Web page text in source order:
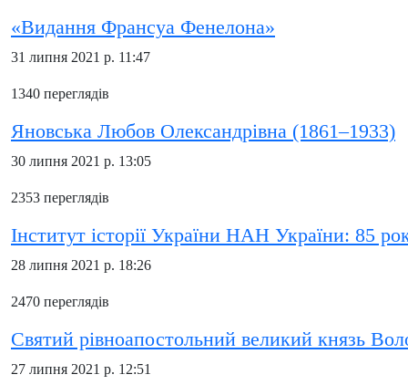
«Видання Франсуа Фенелона»
31 липня 2021 р. 11:47
1340 переглядів
Яновська Любов Олександрівна (1861–1933)
30 липня 2021 р. 13:05
2353 переглядів
Інститут історії України НАН України: 85
28 липня 2021 р. 18:26
2470 переглядів
Святий рівноапостольний великий князь
27 липня 2021 р. 12:51